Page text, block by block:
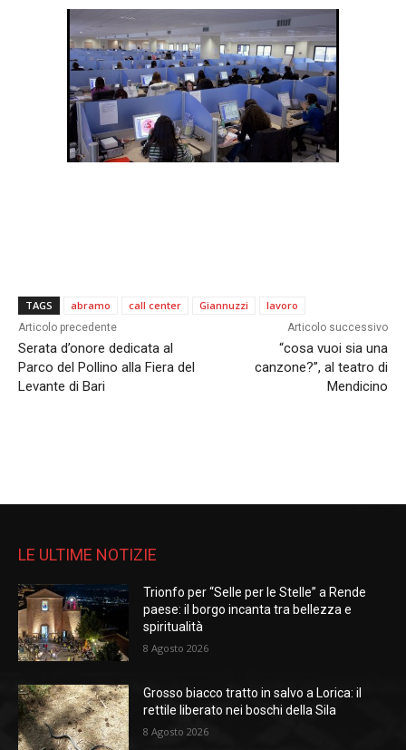
TAGS abramo call center Giannuzzi lavoro
Articolo precedente
Serata d’onore dedicata al
Parco del Pollino alla Fiera del
Levante di Bari
Articolo successivo
“cosa vuoi sia una
canzone?”, al teatro di
Mendicino
LE ULTIME NOTIZIE
Trionfo per “Selle per le Stelle” a Rende
paese: il borgo incanta tra bellezza e
spiritualità
8 Agosto 2026
Grosso biacco tratto in salvo a Lorica: il
rettile liberato nei boschi della Sila
8 Agosto 2026